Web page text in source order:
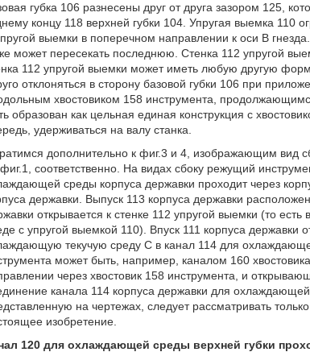
губка 106 разнесены друг от друга зазором 125,
концу 118 верхней губки 104. Упругая выемка 110
выемки в поперечном направлении к оси В
может пересекать последнюю. Стенка 112 упругой
112 упругой выемки может иметь любую другую
отклоняться в сторону базовой губки 106 при
хвостовиком 158 инструмента,
образован как цельная единая конструкция с
удерживаться на валу станка.
дополнительно к фиг.3 и 4, изображающим вид
соответственно. На видах сбоку режущий
среды корпуса державки проходит через
державки. Выпуск 113 корпуса державки
открывается к стенке 112 упругой выемки (то
с упругой выемкой 110). Впуск 111 корпуса
текучую среду С в канал 114 для
может быть, например, каналом 160
через хвостовик 158 инструмента, и
канала 114 корпуса державки для
на чертежах, следует рассматривать
изобретение.
120 для охлаждающей среды верхней губки